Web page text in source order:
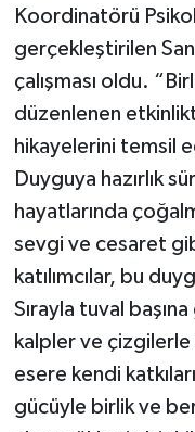
Koordinatörü
gerçekleştirilen
çalışması oldu.
düzenlenen
hikayelerini temsil
Duyguya hazırlık
hayatlarında
sevgi ve cesaret
katılımcılar, bu
Sırayla tuval
kalpler ve
esere kendi
gücüyle birlik ve